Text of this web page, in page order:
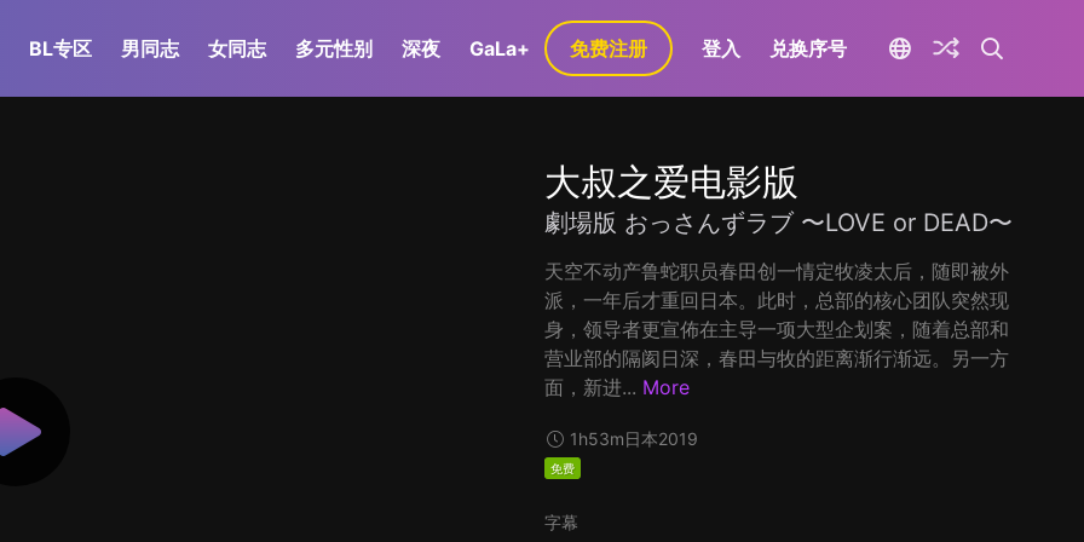
BL专区 男同志 女同志 多元性别 深夜 GaLa+ 免费注册 登入 兑换序号
大叔之爱电影版
劇場版 おっさんずラブ 〜LOVE or DEAD〜
天空不动产鲁蛇职员春田创一情定牧凌太后，随即被外
派，一年后才重回日本。此时，总部的核心团队突然现
身，领导者更宣佈在主导一项大型企划案，随着总部和
营业部的隔阂日深，春田与牧的距离渐行渐远。另一方
面，新进... More
1h53m日本2019
免费
字幕